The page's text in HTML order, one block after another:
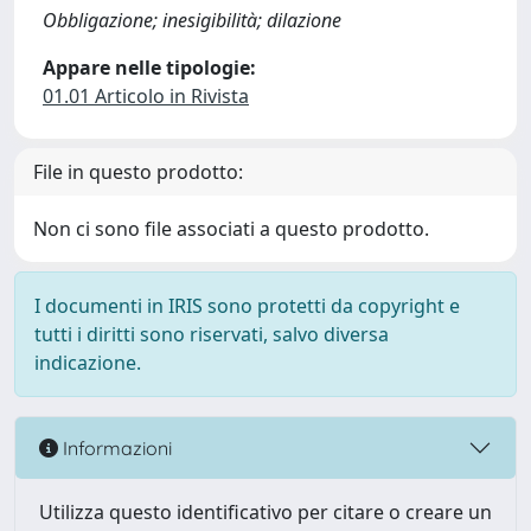
Obbligazione; inesigibilità; dilazione
Appare nelle tipologie:
01.01 Articolo in Rivista
File in questo prodotto:
Non ci sono file associati a questo prodotto.
I documenti in IRIS sono protetti da copyright e
tutti i diritti sono riservati, salvo diversa
indicazione.
Informazioni
Utilizza questo identificativo per citare o creare un